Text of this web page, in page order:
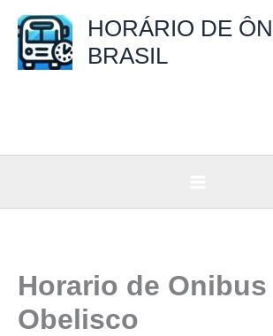
para
HORÁRIO DE
BRASIL
Horario de Onibus
Obelisco